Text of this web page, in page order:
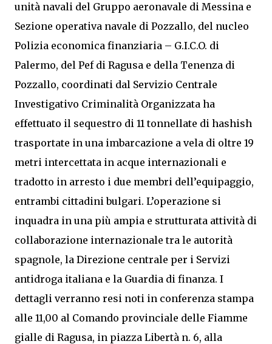
unità navali del Gruppo aeronavale di Messina e
Sezione operativa navale di Pozzallo, del nucleo
Polizia economica finanziaria – G.I.C.O. di
Palermo, del Pef di Ragusa e della Tenenza di
Pozzallo, coordinati dal Servizio Centrale
Investigativo Criminalità Organizzata ha
effettuato il sequestro di 11 tonnellate di hashish
trasportate in una imbarcazione a vela di oltre 19
metri intercettata in acque internazionali e
tradotto in arresto i due membri dell’equipaggio,
entrambi cittadini bulgari. L’operazione si
inquadra in una più ampia e strutturata attività di
collaborazione internazionale tra le autorità
spagnole, la Direzione centrale per i Servizi
antidroga italiana e la Guardia di finanza. I
dettagli verranno resi noti in conferenza stampa
alle 11,00 al Comando provinciale delle Fiamme
gialle di Ragusa, in piazza Libertà n. 6, alla